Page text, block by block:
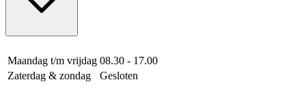
Maandag t/m vrijdag 08.30 - 17.00
Zaterdag & zondag
Gesloten